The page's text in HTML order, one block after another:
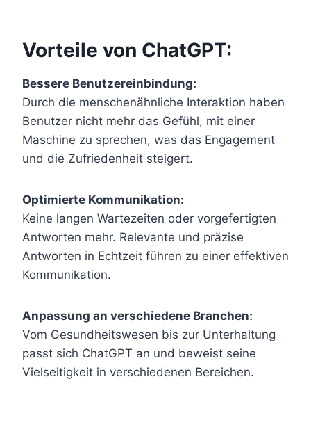
Vorteile von ChatGPT:
Bessere Benutzereinbindung:
Durch die menschenähnliche Interaktion haben
Benutzer nicht mehr das Gefühl, mit einer
Maschine zu sprechen, was das Engagement
und die Zufriedenheit steigert.
Optimierte Kommunikation:
Keine langen Wartezeiten oder vorgefertigten
Antworten mehr. Relevante und präzise
Antworten in Echtzeit führen zu einer effektiven
Kommunikation.
Anpassung an verschiedene Branchen:
Vom Gesundheitswesen bis zur Unterhaltung
passt sich ChatGPT an und beweist seine
Vielseitigkeit in verschiedenen Bereichen.